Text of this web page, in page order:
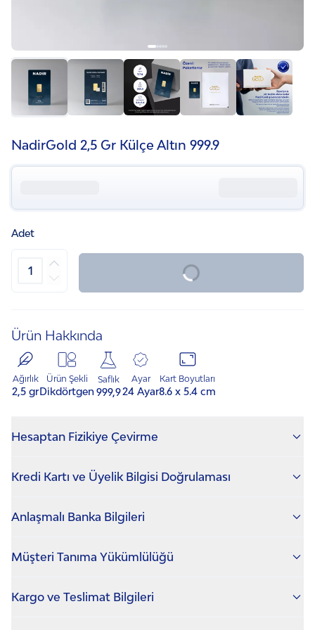
NadirGold 2‚5 Gr Külçe Altın 999.9
Adet
Yakında Stokta
Ürün Hakkında
Ağırlık
2,5 gr
Ürün Şekli
Dikdörtgen
Saflık
999,9
Ayar
24 Ayar
Kart Boyutları
8.6 x 5.4 cm
Hesaptan Fizikiye Çevirme
Kredi Kartı ve Üyelik Bilgisi Doğrulaması
üye bilgileri eşleşmediğinde, kredi kartı sahibinin
gerekmektedir. Aksi takdirde sipariş iptal edilip para
Anlaşmalı Banka Bilgileri
hesaplarımıza ödeme gönderebilirsiniz.
Müşteri Tanıma Yükümlülüğü
"Müşterinin Tanınmasına" ilişkin gerekli tedbirleri
Kargo ve Teslimat Bilgileri